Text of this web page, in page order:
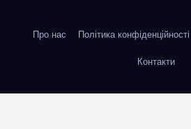
Про нас Політика конфіденційності
Контакти